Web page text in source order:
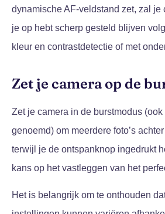
dynamische AF-veldstand zet, zal je
je op hebt scherp gesteld blijven
kleur en contrastdetectie of met
Zet je camera op de
Zet je camera in de burstmodus
genoemd) om meerdere foto’s
terwijl je de ontspanknop ingedrukt
kans op het vastleggen van het
Het is belangrijk om te onthouden